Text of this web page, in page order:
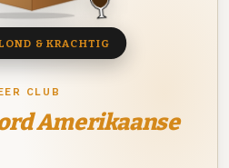
CLUB
Amerikaanse
& KRACHTIG